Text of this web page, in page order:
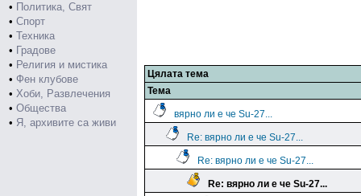
• Политика, Свят
• Спорт
• Техника
• Градове
• Религия и мистика
• Фен клубове
• Хоби, Развлечения
• Общества
• Я, архивите са живи
Цялата тема
Тема
вярно ли е че Su-27...
Re: вярно ли е че Su-27...
Re: вярно ли е че Su-27...
Re: вярно ли е че Su-27...